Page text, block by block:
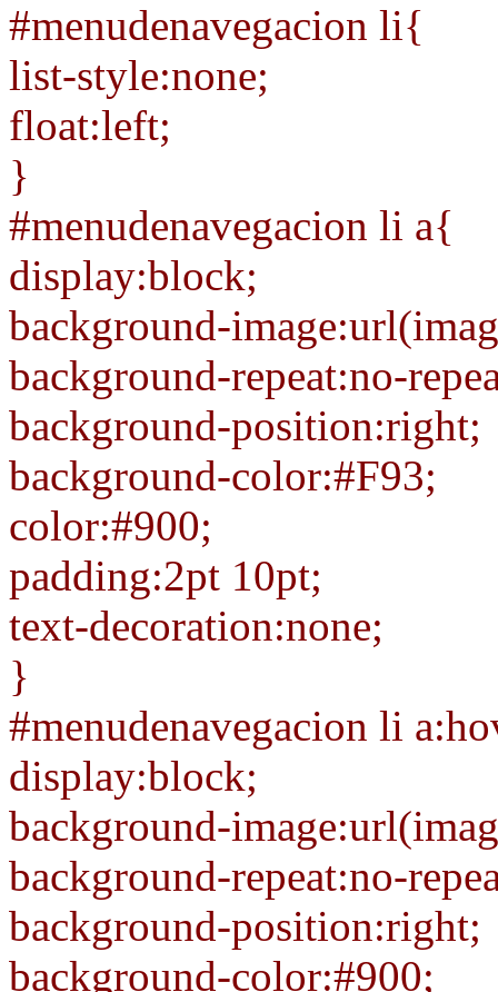
#menudenavegacion li{
list-style:none;
float:left;
}
#menudenavegacion li a{
display:block;
background-
background-repeat:no-
background-position:right;
background-color:#F93;
color:#900;
padding:2pt 10pt;
text-decoration:none;
}
#menudenavegacion li
display:block;
background-
background-repeat:no-
background-position:right;
background-color:#900;